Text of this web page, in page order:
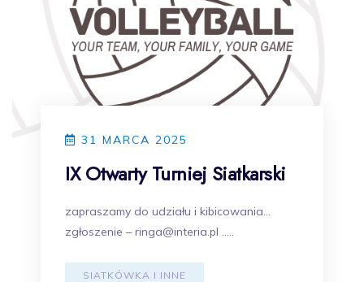
31 MARCA 2025
IX Otwarty Turniej Siatkarski
zapraszamy do udziału i kibicowania…
zgłoszenie – ringa@interia.pl …..
SIATKÓWKA I INNE